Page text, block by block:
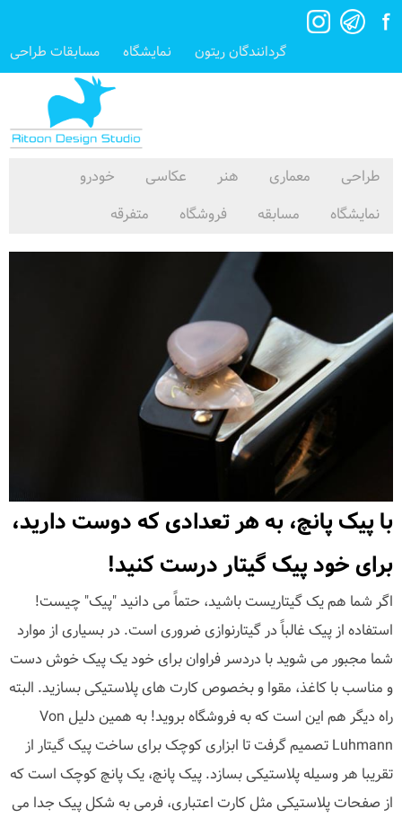
گردانندگان ریتون نمایشگاه مسابقات طراحی
طراحی معماری هنر عکاسی
خودرو
نمایشگاه
مسابقه فروشگاه متفرقه
با پیک پانچ، به هر تعدادی که دوست دارید،
برای خود پیک گیتار درست کنید!
اگر شما هم یک گیتاریست باشید، حتماً می دانید "پیک" چیست!
استفاده از پیک غالباً در گیتارنوازی ضروری است. در بسیاری از موارد
شما مجبور می شوید با دردسر فراوان برای خود یک پیک خوش دست
و مناسب با کاغذ، مقوا و بخصوص کارت های پلاستیکی بسازید. البته
راه دیگر هم این است که به فروشگاه بروید! به همین دلیل Von
Luhmann تصمیم گرفت تا ابزاری کوچک برای ساخت پیک گیتار از
تقریبا هر وسیله پلاستیکی بسازد. پیک پانچ، یک پانچ کوچک است که
از صفحات پلاستیکی مثل کارت اعتباری، فرمی به شکل پیک جدا می